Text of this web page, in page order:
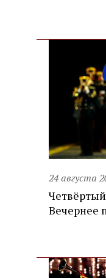
24 августа
Вечернее